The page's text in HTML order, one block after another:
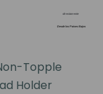
Topple
Holder